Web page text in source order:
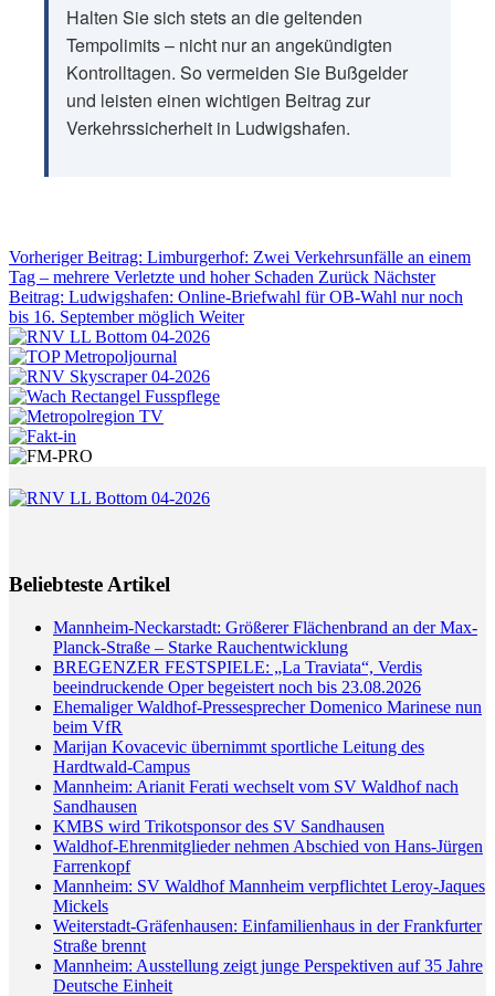
Halten Sie sich stets an die geltenden
Tempolimits – nicht nur an angekündigten
Kontrolltagen. So vermeiden Sie Bußgelder
und leisten einen wichtigen Beitrag zur
Verkehrssicherheit in Ludwigshafen.
Vorheriger Beitrag: Limburgerhof: Zwei Verkehrsunfälle an einem
Tag – mehrere Verletzte und hoher Schaden Zurück Nächster
Beitrag: Ludwigshafen: Online-Briefwahl für OB-Wahl nur noch
bis 16. September möglich Weiter
Beliebteste Artikel
Mannheim-Neckarstadt: Größerer Flächenbrand an der Max-
Planck-Straße – Starke Rauchentwicklung
BREGENZER FESTSPIELE: „La Traviata“, Verdis
beeindruckende Oper begeistert noch bis 23.08.2026
Ehemaliger Waldhof-Pressesprecher Domenico Marinese nun
beim VfR
Marijan Kovacevic übernimmt sportliche Leitung des
Hardtwald-Campus
Mannheim: Arianit Ferati wechselt vom SV Waldhof nach
Sandhausen
KMBS wird Trikotsponsor des SV Sandhausen
Waldhof-Ehrenmitglieder nehmen Abschied von Hans-Jürgen
Farrenkopf
Mannheim: SV Waldhof Mannheim verpflichtet Leroy-Jaques
Mickels
Weiterstadt-Gräfenhausen: Einfamilienhaus in der Frankfurter
Straße brennt
Mannheim: Ausstellung zeigt junge Perspektiven auf 35 Jahre
Deutsche Einheit